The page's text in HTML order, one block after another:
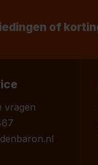
of
vragen